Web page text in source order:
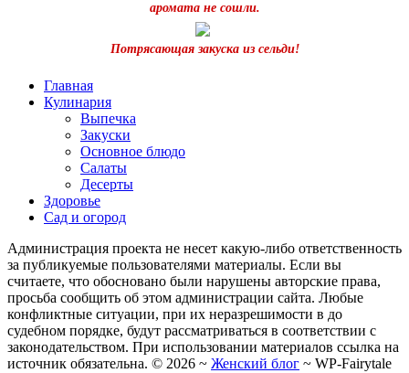
аромата не сошли.
Потрясающая закуска из сельди!
Главная
Кулинария
Выпечка
Закуски
Основное блюдо
Салаты
Десерты
Здоровье
Сад и огород
Администрация проекта не несет какую-либо ответственность
за публикуемые пользователями материалы. Если вы
считаете, что обосновано были нарушены авторские права,
просьба сообщить об этом администрации сайта. Любые
конфликтные ситуации, при их неразрешимости в до
судебном порядке, будут рассматриваться в соответствии с
законодательством. При использовании материалов ссылка на
источник обязательна. © 2026 ~ Женский блог ~ WP-Fairytale